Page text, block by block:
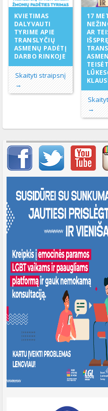
KVIETIMAS
DALYVAUTI
TYRIME APIE
TRANSLYČIŲ
ASMENŲ PADĖTĮ
DARBO RINKOJE
Skaityti straipsnį
→
17
AR
→
Svarbių įrašų meniu